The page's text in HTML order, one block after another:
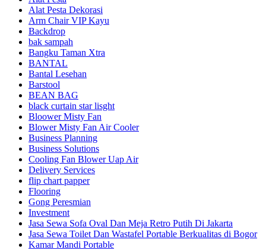
Alat Pesta Dekorasi
Arm Chair VIP Kayu
Backdrop
bak sampah
Bangku Taman Xtra
BANTAL
Bantal Lesehan
Barstool
BEAN BAG
black curtain star lisght
Bloower Misty Fan
Blower Misty Fan Air Cooler
Business Planning
Business Solutions
Cooling Fan Blower Uap Air
Delivery Services
flip chart papper
Flooring
Gong Peresmian
Investment
Jasa Sewa Sofa Oval Dan Meja Retro Putih Di Jakarta
Jasa Sewa Toilet Dan Wastafel Portable Berkualitas di Bogor
Kamar Mandi Portable